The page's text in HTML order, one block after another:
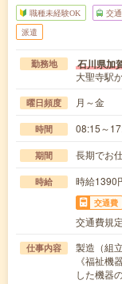
職種未経験OK 交
派遣
勤務地 石川県加
大聖寺駅
曜日頻度 月～金
時間 08:15～
期間 長期でお
時給 時給1390
交通費
交通費規
仕事内容
製造（組
《福祉機
した機器